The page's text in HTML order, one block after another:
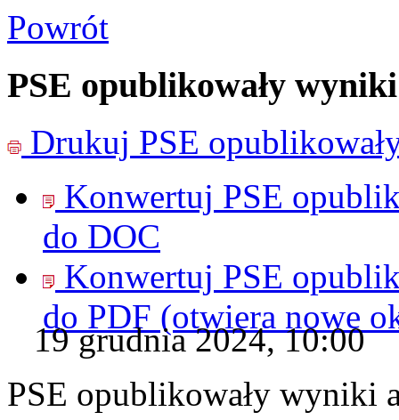
Powrót
PSE opublikowały
Drukuj PSE
Konwertuj PSE
do DOC
Konwertuj PSE
do PDF (otwiera nowe
19 grudnia 2024, 10:00
PSE opublikowały wyniki